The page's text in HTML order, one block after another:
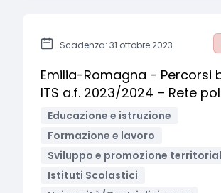
Scadenza: 31 ottobre 2023
Emilia-Romagna - Percorsi
ITS a.f. 2023/2024 – Rete
Educazione e istruzione
Formazione e lavoro
Sviluppo e promozione
Istituti Scolastici